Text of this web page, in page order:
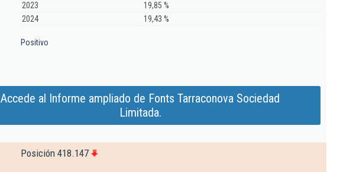
2023
19,85 %
2024
19,43 %
Positivo
Accede al Informe ampliado de Fonts Tarraconova Sociedad
Limitada.
Posición 418.147